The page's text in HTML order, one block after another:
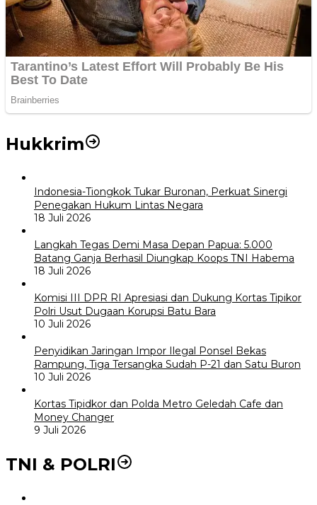
Hukkrim
Indonesia-Tiongkok Tukar Buronan, Perkuat Sinergi
Penegakan Hukum Lintas Negara
18 Juli 2026
Langkah Tegas Demi Masa Depan Papua: 5.000
Batang Ganja Berhasil Diungkap Koops TNI Habema
18 Juli 2026
Komisi III DPR RI Apresiasi dan Dukung Kortas Tipikor
Polri Usut Dugaan Korupsi Batu Bara
10 Juli 2026
Penyidikan Jaringan Impor Ilegal Ponsel Bekas
Rampung, Tiga Tersangka Sudah P-21 dan Satu Buron
10 Juli 2026
Kortas Tipidkor dan Polda Metro Geledah Cafe dan
Money Changer
9 Juli 2026
TNI & POLRI